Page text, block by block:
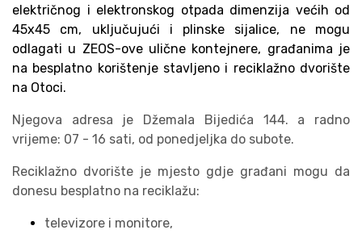
električnog i elektronskog otpada dimenzija većih od
45x45 cm, uključujući i plinske sijalice, ne mogu
odlagati u ZEOS-ove ulične kontejnere, građanima je
na besplatno korištenje stavljeno i reciklažno dvorište
na Otoci.
Njegova adresa je Džemala Bijedića 144. a radno
vrijeme: 07 - 16 sati, od ponedjeljka do subote.
Reciklažno dvorište je mjesto gdje građani mogu da
donesu besplatno na reciklažu:
televizore i monitore,